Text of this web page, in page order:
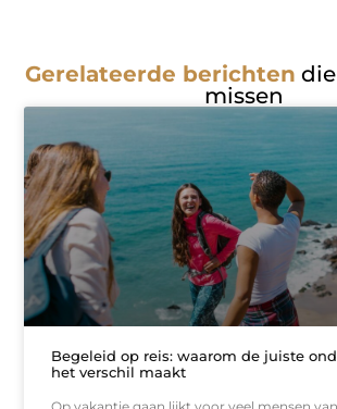
Gerelateerde berichten
missen
Begeleid op reis: waarom de juiste
het verschil maakt